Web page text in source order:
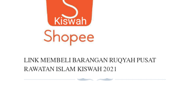
LINK MEMBELI BARANGAN RUQYAH PUSAT
RAWATAN ISLAM KISWAH 2021